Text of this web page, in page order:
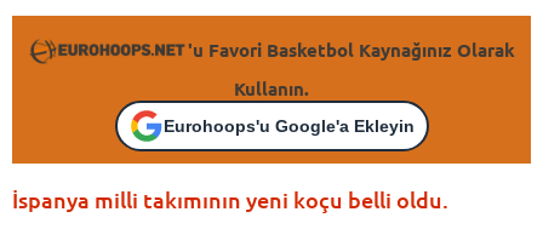
'u Favori Basketbol Kaynağınız Olarak
Kullanın.
Eurohoops'u Google'a Ekleyin
İspanya milli takımının yeni koçu belli oldu.